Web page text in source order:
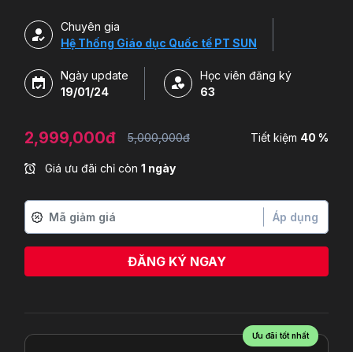
Chuyên gia
Hệ Thống Giáo dục Quốc tế PT SUN
Ngày update
19/01/24
Học viên đăng ký
63
2,999,000đ 5,000,000đ Tiết kiệm 40 %
Giá ưu đãi chỉ còn 1 ngày
Áp dụng
ĐĂNG KÝ NGAY
Ưu đãi tốt nhất